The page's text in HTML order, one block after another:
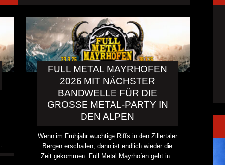
FULL METAL MAYRHOFEN
2026 MIT NÄCHSTER
BANDWELLE FÜR DIE
GROSSE METAL-PARTY IN D
EN ALPEN
Wenn im Frühjahr wuchtige Riffs in den Zillertaler
Bergen erschallen, dann ist endlich wieder die
Zeit gekommen: Full Metal Mayrhofen geht in..